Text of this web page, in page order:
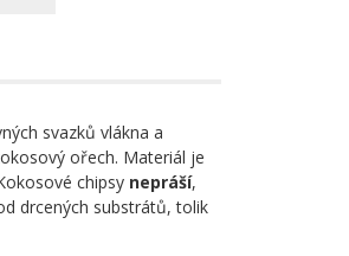
svazků vlákna a
ořech. Materiál je
chipsy nepráší,
drcených substrátů, tolik